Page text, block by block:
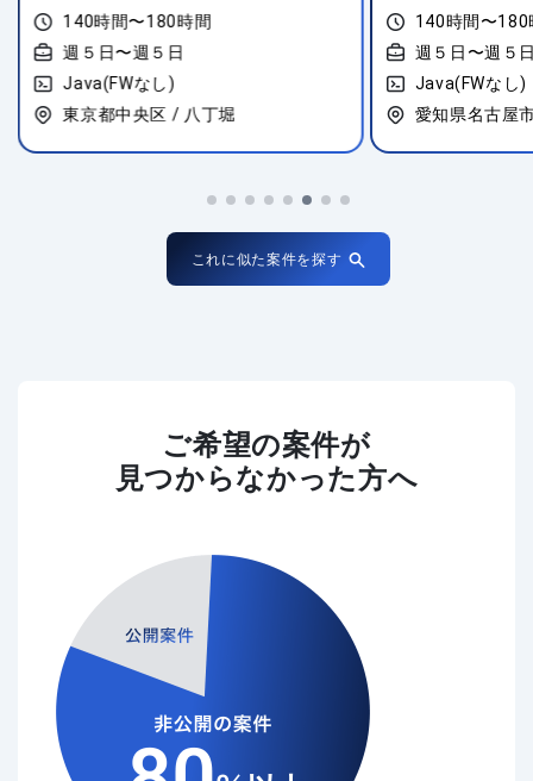
140時間〜180時間
週５日〜週５日
Java(FWなし)
東京都中央区 / 八丁堀
140時間〜180
週５日〜週５
Java(FWなし)
愛知県名古屋
これに似た案件を探す
ご希望の案件が
見つからなかった方へ